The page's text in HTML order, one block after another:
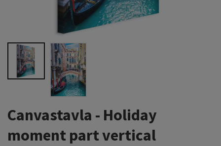
Canvastavla - Holiday
moment part vertical